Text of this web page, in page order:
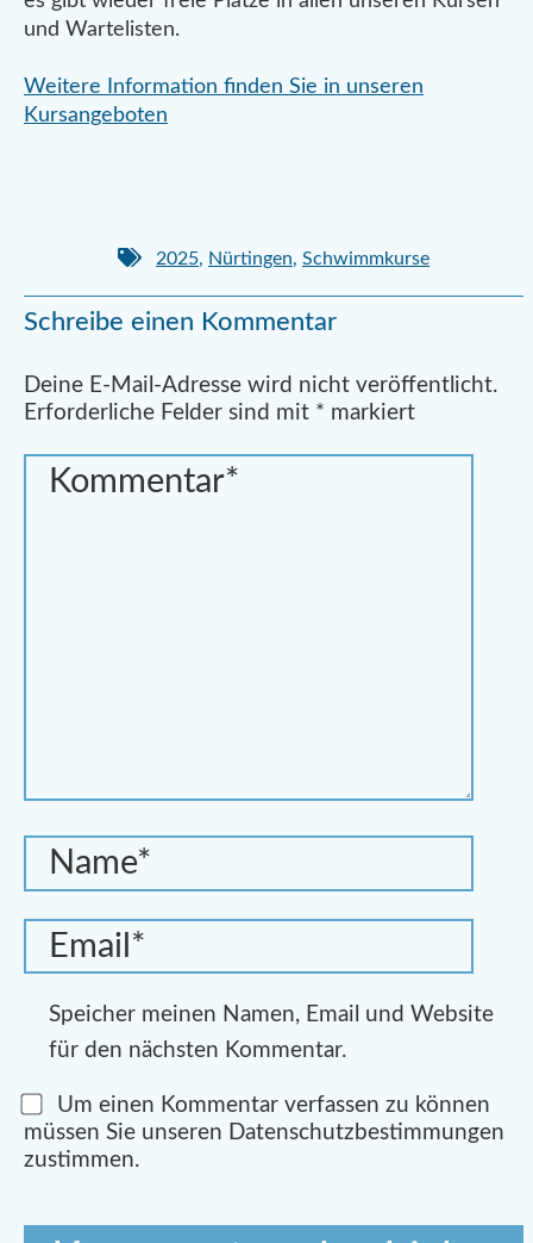
und Wartelisten.
Weitere Information finden Sie in unseren
Kursangeboten
2025, Nürtingen, Schwimmkurse
Schreibe einen Kommentar
Deine E-Mail-Adresse wird nicht veröffentlicht.
Erforderliche Felder sind mit * markiert
Speicher meinen Namen, Email und Website
für den nächsten Kommentar.
Um einen Kommentar verfassen zu können
müssen Sie unseren Datenschutzbestimmungen
zustimmen.